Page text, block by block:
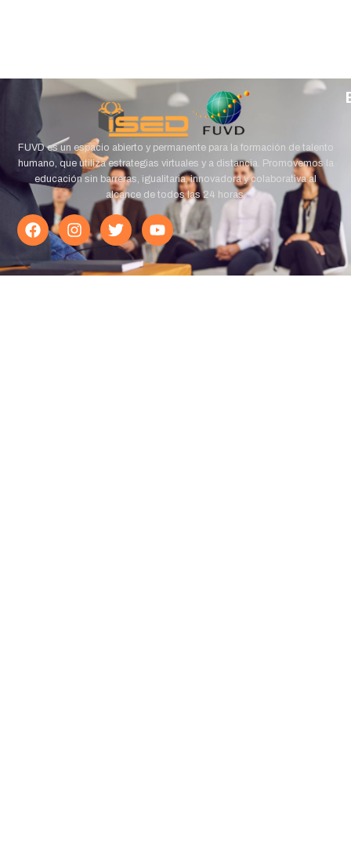
FUVD es un espacio abierto y permanente para la formación de talento
humano, que utiliza estrategias virtuales y a distancia. Promovemos la
educación sin barreras, igualitaria, innovadora y colaborativa al
alcance de todos las 24 horas.